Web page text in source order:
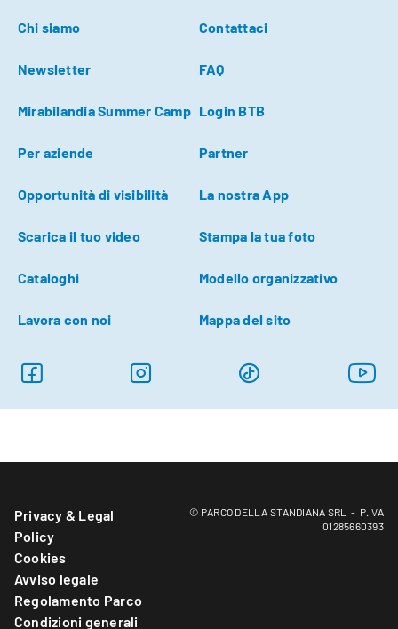
Chi siamo Contattaci
Newsletter FAQ
Mirabilandia Summer Camp Login BTB
Per aziende Partner
Opportunità di visibilità La nostra App
Scarica il tuo video Stampa la tua foto
Cataloghi Modello organizzativo
Lavora con noi Mappa del sito
Privacy & Legal
Policy
Cookies
Avviso legale
Regolamento Parco
Condizioni generali
© PARCO DELLA STANDIANA SRL - P.IVA
01285660393